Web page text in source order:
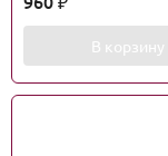
₽
В корзину